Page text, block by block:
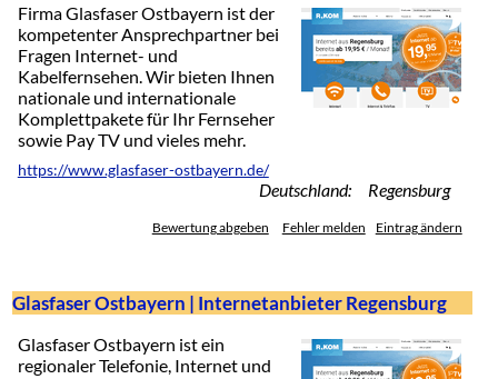
Firma Glasfaser Ostbayern ist der
kompetenter Ansprechpartner bei
Fragen Internet- und
Kabelfernsehen. Wir bieten Ihnen
nationale und internationale
Komplettpakete für Ihr Fernseher
sowie Pay TV und vieles mehr.
https://www.glasfaser-ostbayern.de/
Deutschland: Regensburg
Bewertung abgeben Fehler melden Eintrag ändern
Glasfaser Ostbayern | Internetanbieter Regensburg
Glasfaser Ostbayern ist ein
regionaler Telefonie, Internet und